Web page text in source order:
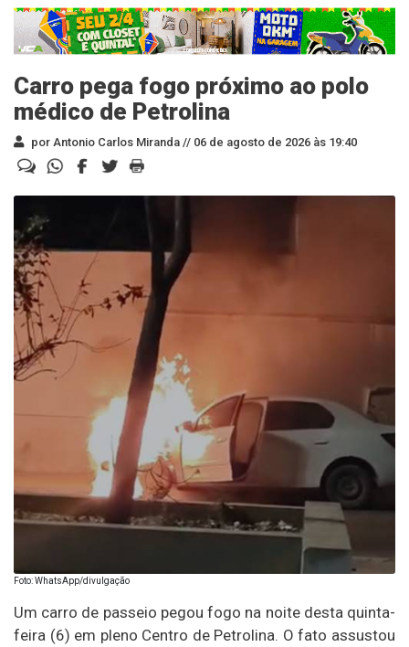
Carro pega fogo próximo ao polo
médico de Petrolina
por Antonio Carlos Miranda // 06 de agosto de 2026 às 19:40
Foto: WhatsApp/divulgação
Um carro de passeio pegou fogo na noite desta quinta-
feira (6) em pleno Centro de Petrolina. O fato assustou